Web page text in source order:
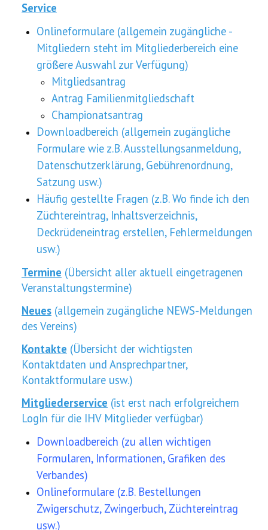
Service
Onlineformulare (allgemein zugängliche -
Mitgliedern steht im Mitgliederbereich eine
größere Auswahl zur Verfügung)
Mitgliedsantrag
Antrag Familienmitgliedschaft
Championatsantrag
Downloadbereich (allgemein zugängliche
Formulare wie z.B. Ausstellungsanmeldung,
Datenschutzerklärung, Gebührenordnung,
Satzung usw.)
Häufig gestellte Fragen (z.B. Wo finde ich den
Züchtereintrag, Inhaltsverzeichnis,
Deckrüdeneintrag erstellen, Fehlermeldungen
usw.)
Termine (Übersicht aller aktuell eingetragenen
Veranstaltungstermine)
Neues (allgemein zugängliche NEWS-Meldungen
des Vereins)
Kontakte (Übersicht der wichtigsten
Kontaktdaten und Ansprechpartner,
Kontaktformulare usw.)
Mitgliederservice (ist erst nach erfolgreichem
LogIn für die IHV Mitglieder verfügbar)
Downloadbereich (zu allen wichtigen
Formularen, Informationen, Grafiken des
Verbandes)
Onlineformulare (z.B. Bestellungen
Zwigerschutz, Zwingerbuch, Züchtereintrag
usw.)